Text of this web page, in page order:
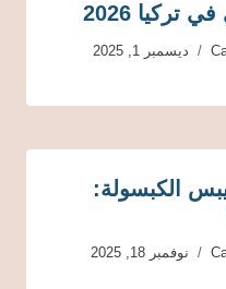
2026
ديسمبر 1, 2025
الكبسولة:
نوفمبر 18, 2025